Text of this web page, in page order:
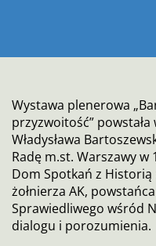
Wystawa plenerowa
przyzwoitość”
Władysława
Radę m.st. Warszawy
Dom Spotkań z
żołnierza AK,
Sprawiedliwego wśród
dialogu i porozumienia.